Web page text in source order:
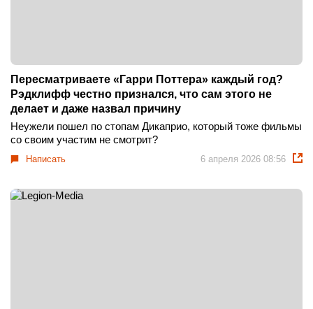
Пересматриваете «Гарри Поттера» каждый год?
Рэдклифф честно признался, что сам этого не
делает и даже назвал причину
Неужели пошел по стопам Дикаприо, который тоже фильмы
со своим участим не смотрит?
Написать 6 апреля 2026 08:56